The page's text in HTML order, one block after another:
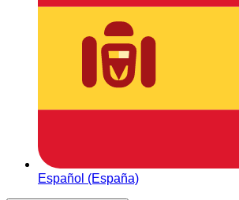
Español (España)